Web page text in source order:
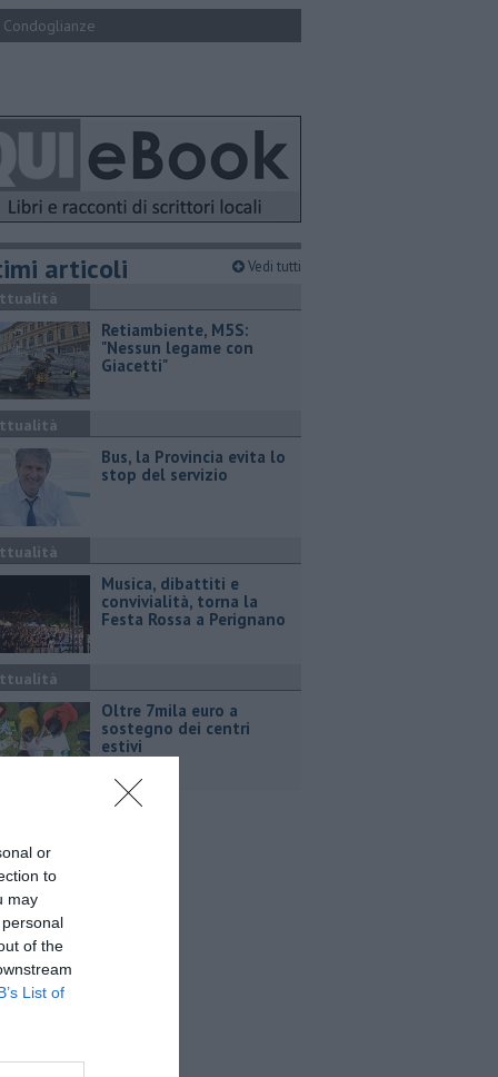
or
to
may
of the
List of
Condoglianze
articoli Vedi tutti
Retiambiente, M5S:
"Nessun legame con
Giacetti"
Bus, la Provincia evita lo
stop del servizio
Musica, dibattiti e
convivialità, torna la
Festa Rossa a Perignano
Oltre 7mila euro a
sostegno dei centri
estivi